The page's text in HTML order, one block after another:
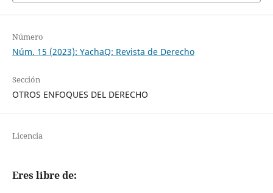
Número
Núm. 15 (2023): YachaQ: Revista de Derecho
Sección
OTROS ENFOQUES DEL DERECHO
Licencia
Eres libre de: